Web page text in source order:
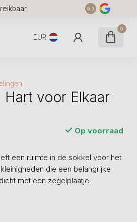
9.5
EUR
0
voor Elkaar
Op voorraad
een ruimte in de sokkel voor het
die een belangrijke
met een zegelplaatje.